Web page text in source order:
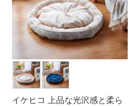
イケヒコ 上品な光沢感と柔ら